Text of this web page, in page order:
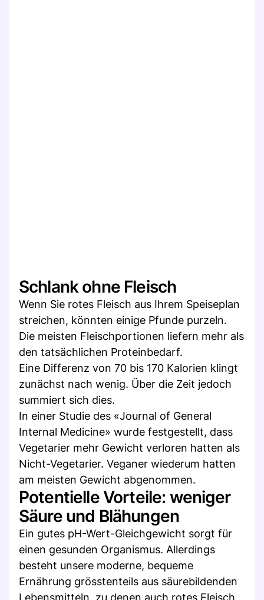
Schlank ohne Fleisch
Wenn Sie rotes Fleisch aus Ihrem Speiseplan
streichen, könnten einige Pfunde purzeln.
Die meisten Fleischportionen liefern mehr als
den tatsächlichen Proteinbedarf.
Eine Differenz von 70 bis 170 Kalorien klingt
zunächst nach wenig. Über die Zeit jedoch
summiert sich dies.
In einer Studie des «Journal of General
Internal Medicine» wurde festgestellt, dass
Vegetarier mehr Gewicht verloren hatten als
Nicht-Vegetarier. Veganer wiederum hatten
am meisten Gewicht abgenommen.
Potentielle Vorteile: weniger
Säure und Blähungen
Ein gutes pH-Wert-Gleichgewicht sorgt für
einen gesunden Organismus. Allerdings
besteht unsere moderne, bequeme
Ernährung grösstenteils aus säurebildenden
Lebensmitteln, zu denen auch rotes Fleisch